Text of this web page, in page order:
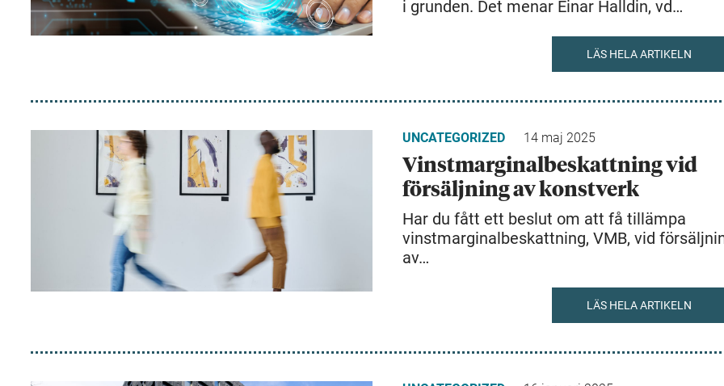
i grunden. Det menar Einar Halldin, vd…
LÄS HELA ARTIKELN
UNCATEGORIZED 14 maj 2025
Vinstmarginalbeskattning vid
försäljning av konstverk
Har du fått ett beslut om att få tillämpa
vinstmarginalbeskattning, VMB, vid
av…
LÄS HELA ARTIKELN